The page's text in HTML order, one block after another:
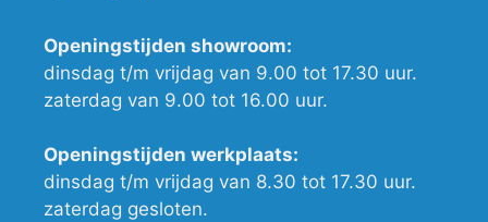
Openingstijden showroom:
dinsdag t/m vrijdag van 9.00 tot 17.30 uur.
zaterdag van 9.00 tot 16.00 uur.
Openingstijden werkplaats:
dinsdag t/m vrijdag van 8.30 tot 17.30 uur.
zaterdag gesloten.